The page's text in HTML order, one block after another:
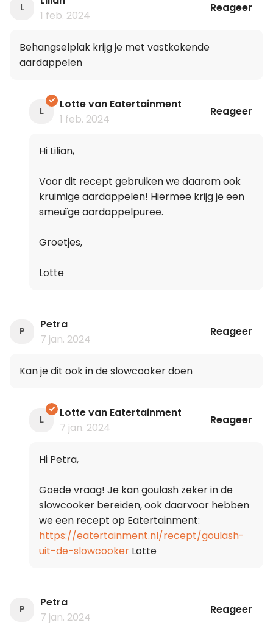
L
1 feb. 2024
Reageer
Behangselplak krijg je met vastkokende
aardappelen
L
Lotte van Eatertainment
1 feb. 2024
Reageer
Hi Lilian,
Voor dit recept gebruiken we daarom ook
kruimige aardappelen! Hiermee krijg je een
smeuïge aardappelpuree.
Groetjes,
Lotte
P
Petra
7 jan. 2024
Reageer
Kan je dit ook in de slowcooker doen
L
Lotte van Eatertainment
7 jan. 2024
Reageer
Hi Petra,
Goede vraag! Je kan goulash zeker in de
slowcooker bereiden, ook daarvoor hebben
we een recept op Eatertainment:
https://eatertainment.nl/recept/goulash-
uit-de-slowcooker Lotte
P
Petra
7 jan. 2024
Reageer